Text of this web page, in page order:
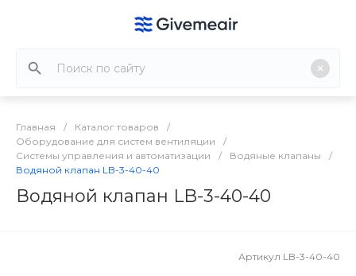
Главная / Каталог товаров
/
Оборудование для систем вентиляции
/
Системы управления и автоматизации
/ Водяные клапаны
/
Водяной клапан LB-3-40-40
Водяной клапан LB-3-40-40
Артикул LB-3-40-40